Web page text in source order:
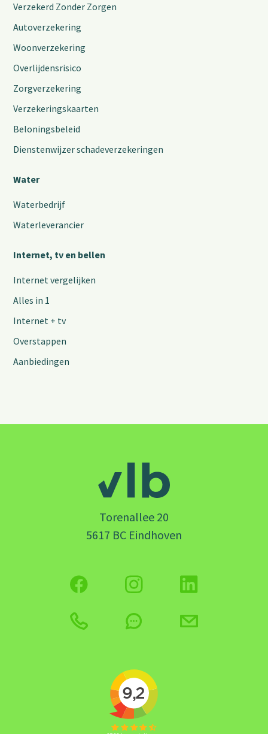
Verzekerd Zonder Zorgen
Autoverzekering
Woonverzekering
Overlijdensrisico
Zorgverzekering
Verzekeringskaarten
Beloningsbeleid
Dienstenwijzer schadeverzekeringen
Water
Waterbedrijf
Waterleverancier
Internet, tv en bellen
Internet vergelijken
Alles in 1
Internet + tv
Overstappen
Aanbiedingen
Torenallee 20
5617 BC Eindhoven